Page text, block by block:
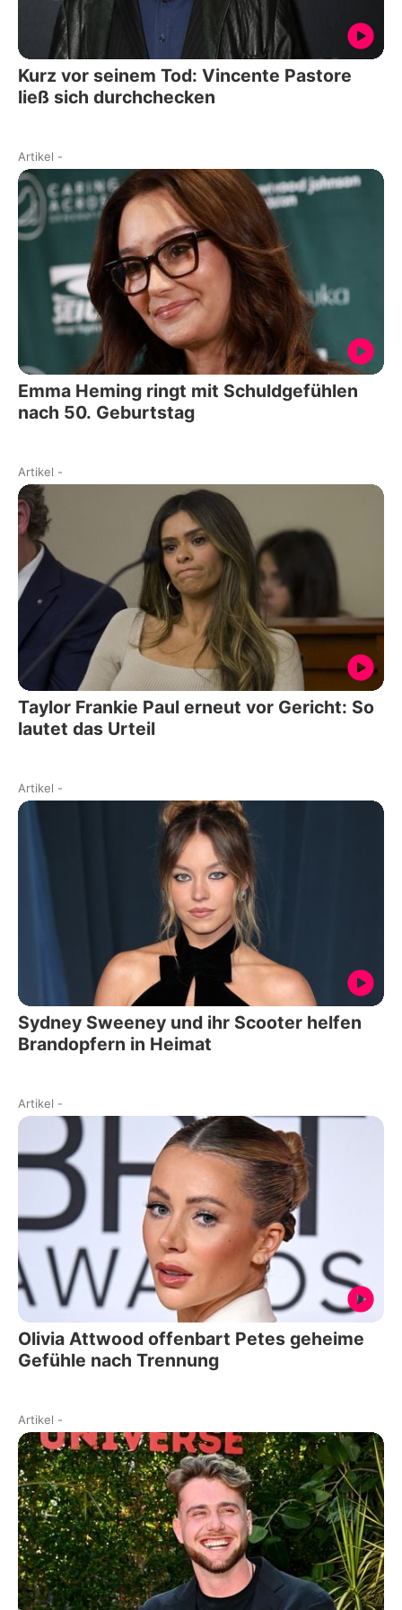
Kurz vor seinem Tod: Vincente Pastore
ließ sich durchchecken
Artikel -
Emma Heming ringt mit Schuldgefühlen
nach 50. Geburtstag
Artikel -
Taylor Frankie Paul erneut vor Gericht: So
lautet das Urteil
Artikel -
Sydney Sweeney und ihr Scooter helfen
Brandopfern in Heimat
Artikel -
Olivia Attwood offenbart Petes geheime
Gefühle nach Trennung
Artikel -